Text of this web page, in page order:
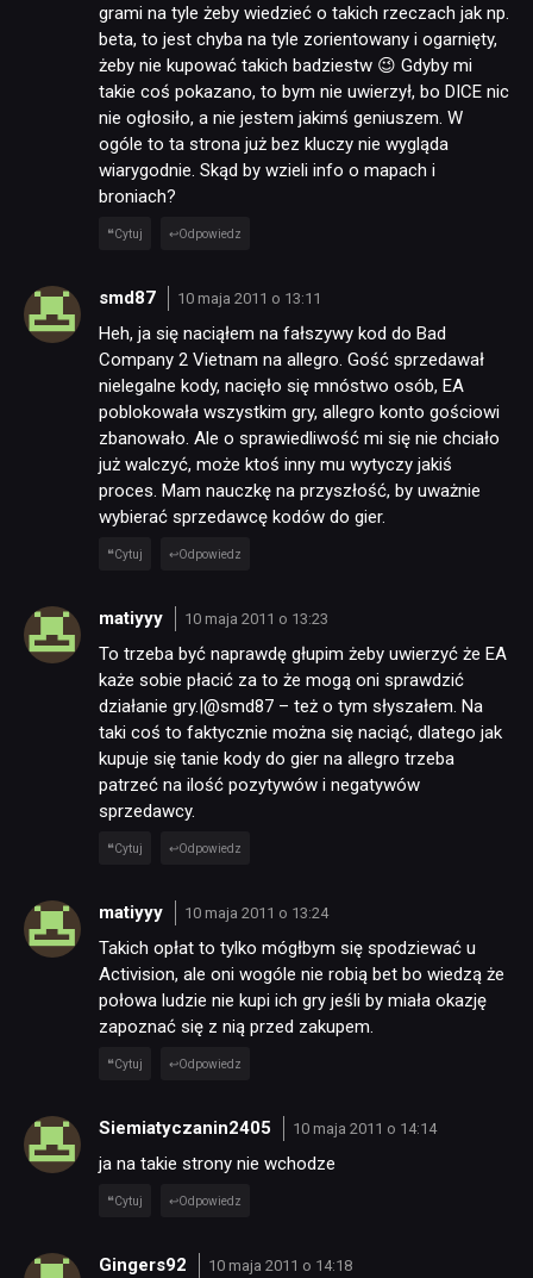
KULTURA
RETRO
TECHNOLOGIE
DYSKUSJE
JUŻ GRALIŚMY
SKLEP
grami na tyle żeby wiedzieć o takich rzeczach jak np.
beta, to jest chyba na tyle zorientowany i ogarnięty,
żeby nie kupować takich badziestw 😉 Gdyby mi
takie coś pokazano, to bym nie uwierzył, bo DICE nic
nie ogłosiło, a nie jestem jakimś geniuszem. W
ogóle to ta strona już bez kluczy nie wygląda
wiarygodnie. Skąd by wzieli info o mapach i
broniach?
Cytuj Odpowiedz
smd87 10 maja 2011 o 13:11
Heh, ja się naciąłem na fałszywy kod do Bad
Company 2 Vietnam na allegro. Gość sprzedawał
nielegalne kody, nacięło się mnóstwo osób, EA
poblokowała wszystkim gry, allegro konto gościowi
zbanowało. Ale o sprawiedliwość mi się nie chciało
już walczyć, może ktoś inny mu wytyczy jakiś
proces. Mam nauczkę na przyszłość, by uważnie
wybierać sprzedawcę kodów do gier.
Cytuj Odpowiedz
matiyyy 10 maja 2011 o 13:23
To trzeba być naprawdę głupim żeby uwierzyć że EA
każe sobie płacić za to że mogą oni sprawdzić
działanie gry.|@smd87 – też o tym słyszałem. Na
taki coś to faktycznie można się naciąć, dlatego jak
kupuje się tanie kody do gier na allegro trzeba
patrzeć na ilość pozytywów i negatywów
sprzedawcy.
Cytuj Odpowiedz
matiyyy 10 maja 2011 o 13:24
Takich opłat to tylko mógłbym się spodziewać u
Activision, ale oni wogóle nie robią bet bo wiedzą że
połowa ludzie nie kupi ich gry jeśli by miała okazję
zapoznać się z nią przed zakupem.
Cytuj Odpowiedz
Siemiatyczanin2405 10 maja 2011 o 14:14
ja na takie strony nie wchodze
Cytuj Odpowiedz
Gingers92 10 maja 2011 o 14:18